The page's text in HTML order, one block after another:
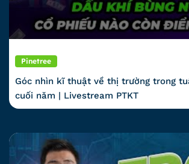
Pinetree
Góc nhìn kĩ thuật về thị trường trong
cuối năm | Livestream PTKT